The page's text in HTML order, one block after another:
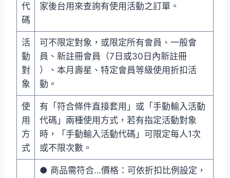
代
碼
家後台用來查詢有使用活動之訂單。
活
動
對
象
可不限定對象，或限定所有會員、一般會
員、新註冊會員（7日或30日內新註冊
）、本月壽星、特定會員等級使用折扣活
動。
使
用
方
式
有「符合條件直接套用」或「手動輸入活動
代碼」兩種使用方式，若有指定活動對象
時，「手動輸入活動代碼」可限定每人1次
或不限次數。
● 商品需符合…價格：可依折扣比例設定，